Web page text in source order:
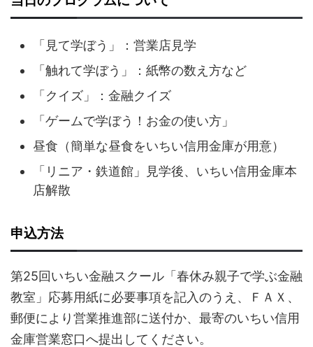
「見て学ぼう」：営業店見学
「触れて学ぼう」：紙幣の数え方など
「クイズ」：金融クイズ
「ゲームで学ぼう！お金の使い方」
昼食（簡単な昼食をいちい信用金庫が用意）
「リニア・鉄道館」見学後、いちい信用金庫本
店解散
申込方法
第25回いちい金融スクール「春休み親子で学ぶ金融
教室」応募用紙に必要事項を記入のうえ、ＦＡＸ、
郵便により営業推進部に送付か、最寄のいちい信用
金庫営業窓口へ提出してください。